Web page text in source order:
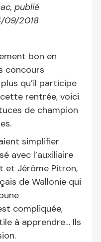
publié
09/2018
bon en
concours
qu’il participe
rentrée, voici
de champion
simplifier
avec l’auxiliaire
et Jérôme Pitron,
de Wallonie qui
compliquée,
à apprendre… Ils